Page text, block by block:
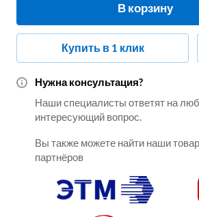
В корзину
Купить в 1 клик
Нужна консультация?
Наши специалисты ответят на
интересующий вопрос.
Вы также можете найти наши
партнёров